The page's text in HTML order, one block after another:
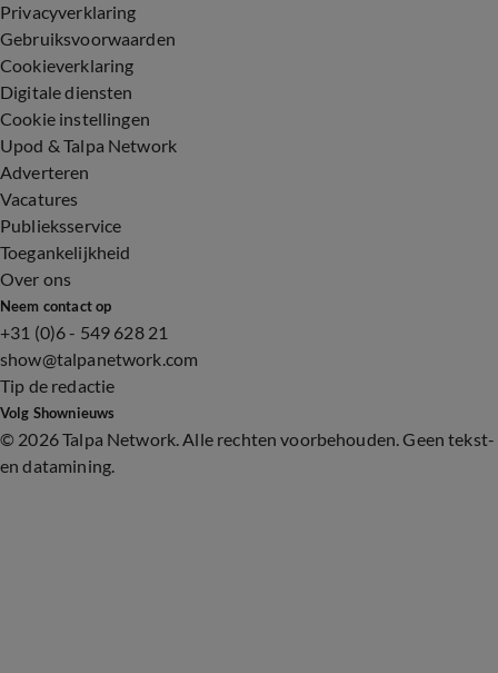
Privacyverklaring
Gebruiksvoorwaarden
Cookieverklaring
Digitale diensten
Cookie instellingen
Upod & Talpa Network
Adverteren
Vacatures
Publieksservice
Toegankelijkheid
Over ons
Neem contact op
+31 (0)6 - 549 628 21
show@talpanetwork.com
Tip de redactie
Volg Shownieuws
© 2026 Talpa Network. Alle rechten voorbehouden. Geen tekst-
en datamining.